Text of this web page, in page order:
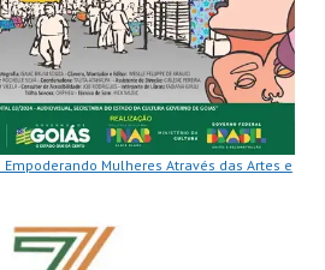
Mulheres Através das Artes e